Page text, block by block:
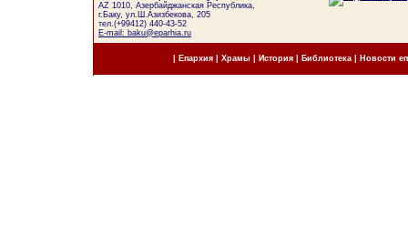
AZ 1010, Азербайджанская Республика,
г.Баку, ул.Ш.Азизбекова, 205
тел.(+99412) 440-43-52
E-mail: baku@eparhia.ru
Епархия| Храмы История| Библиотека Новости